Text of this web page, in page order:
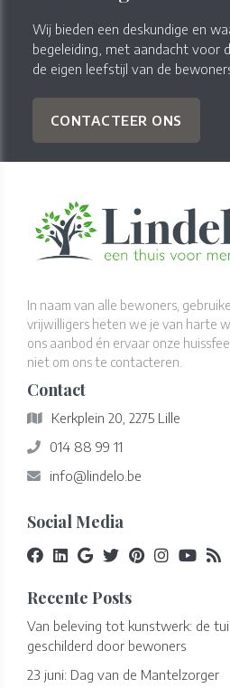
Wij bieden een deskundige en
begeleiding, met aandacht voor
de eigen leefstijl van de
CONTACTEER ONS
In naam van alle bewoners,
vrijwilligers heten we je van harte
ons aanbod én ervaar onze
niet om ons te contacteren.
Contact
Kerkplein 20, 2275 Lille
014 88 99 11
info@lindelo.be
Social Media
Recente Posts
Van beleving tot kunstwerk: de
geschilderd door bewoners
23 juni: Dag van de Mantelzorger